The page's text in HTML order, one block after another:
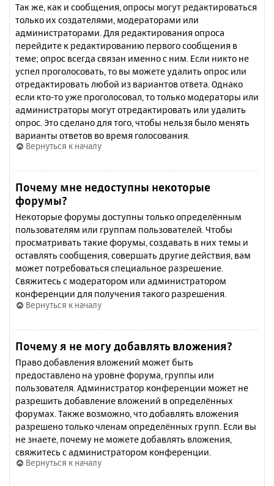
Так же, как и сообщения, опросы могут редактироваться
только их создателями, модераторами или
администраторами. Для редактирования опроса
перейдите к редактированию первого сообщения в
теме; опрос всегда связан именно с ним. Если никто не
успел проголосовать, то вы можете удалить опрос или
отредактировать любой из вариантов ответа. Однако
если кто-то уже проголосовал, то только модераторы или
администраторы могут отредактировать или удалить
опрос. Это сделано для того, чтобы нельзя было менять
варианты ответов во время голосования.
Вернуться к началу
Почему мне недоступны некоторые
форумы?
Некоторые форумы доступны только определённым
пользователям или группам пользователей. Чтобы
просматривать такие форумы, создавать в них темы и
оставлять сообщения, совершать другие действия, вам
может потребоваться специальное разрешение.
Свяжитесь с модератором или администратором
конференции для получения такого разрешения.
Вернуться к началу
Почему я не могу добавлять вложения?
Право добавления вложений может быть
предоставлено на уровне форума, группы или
пользователя. Администратор конференции может не
разрешить добавление вложений в определённых
форумах. Также возможно, что добавлять вложения
разрешено только членам определённых групп. Если вы
не знаете, почему не можете добавлять вложения,
свяжитесь с администратором конференции.
Вернуться к началу